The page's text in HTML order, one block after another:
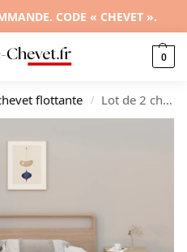
CODE « CHEVET ».
0
flottante / Lot de 2 chevets chêne design moderne LED, 50x36x40cm